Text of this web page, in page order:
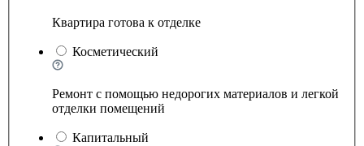
Квартира готова к отделке
Косметический
Ремонт с помощью недорогих материалов и легкой
отделки помещений
Капитальный